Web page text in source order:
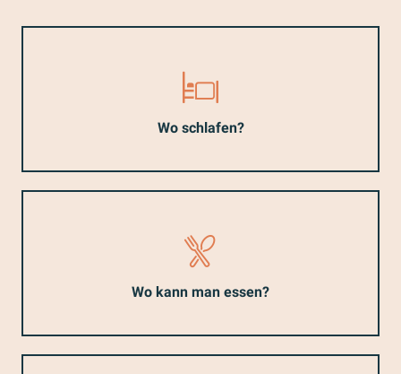
Wo schlafen?
Wo kann man essen?